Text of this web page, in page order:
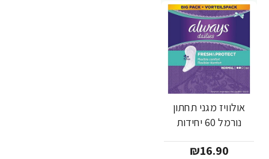
אולוויז מגני תחתון
נורמל 60 יחידות
₪16.90